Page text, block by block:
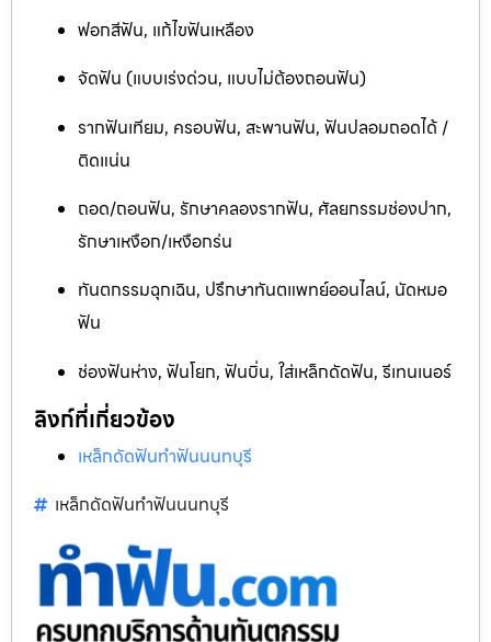
ฟอกสีฟัน, แก้ไขฟันเหลือง
จัดฟัน (แบบเร่งด่วน, แบบไม่ต้องถอนฟัน)
รากฟันเทียม, ครอบฟัน, สะพานฟัน, ฟันปลอมถอดได้ /
ติดแน่น
ถอด/ถอนฟัน, รักษาคลองรากฟัน, ศัลยกรรมช่องปาก,
รักษาเหงือก/เหงือกร่น
ทันตกรรมฉุกเฉิน, ปรึกษาทันตแพทย์ออนไลน์, นัดหมอ
ฟัน
ช่องฟันห่าง, ฟันโยก, ฟันบิ่น, ใส่เหล็กดัดฟัน, รีเทนเนอร์
ลิงก์ที่เกี่ยวข้อง
เหล็กดัดฟันทำฟันนนทบุรี
เหล็กดัดฟันทำฟันนนทบุรี